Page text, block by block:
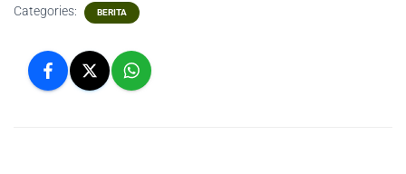
Categories: BERITA